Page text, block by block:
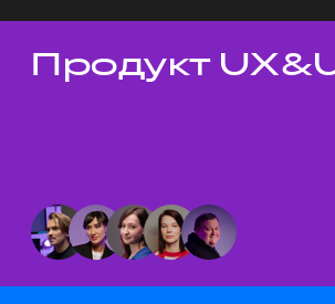
Темы докладов
Продукт